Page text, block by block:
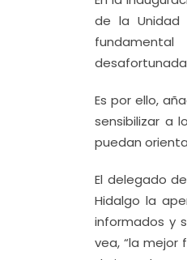
de la Unidad
Es por ello,
sensibilizar a
puedan
El delegado
Hidalgo la
informados y
vea, “la